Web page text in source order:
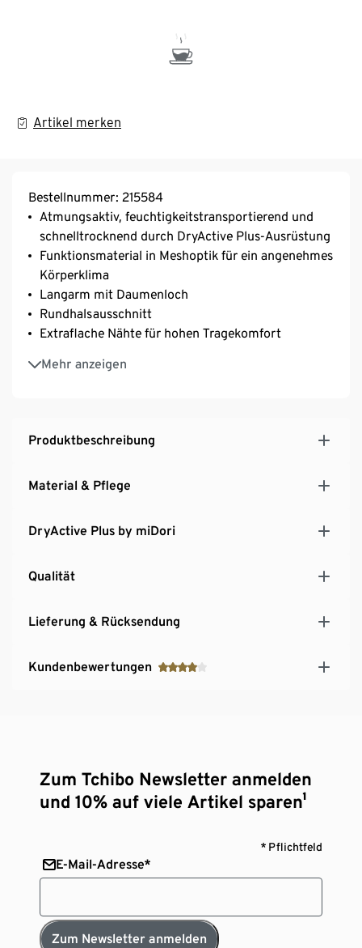
Artikel merken
Bestellnummer: 215584
Atmungsaktiv, feuchtigkeitstransportierend und
schnelltrocknend durch DryActive Plus-Ausrüstung
Funktionsmaterial in Meshoptik für ein angenehmes
Körperklima
Langarm mit Daumenloch
Rundhalsausschnitt
Extraflache Nähte für hohen Tragekomfort
Mehr anzeigen
Taillierter Schnitt
Leicht abgerundeter Saum
Produktbeschreibung
Material & Pflege
DryActive Plus by miDori
Qualität
Lieferung & Rücksendung
Kundenbewertungen
Zum Tchibo Newsletter anmelden
und 10% auf viele Artikel sparen¹
* Pflichtfeld
E-Mail-Adresse*
Zum Newsletter anmelden